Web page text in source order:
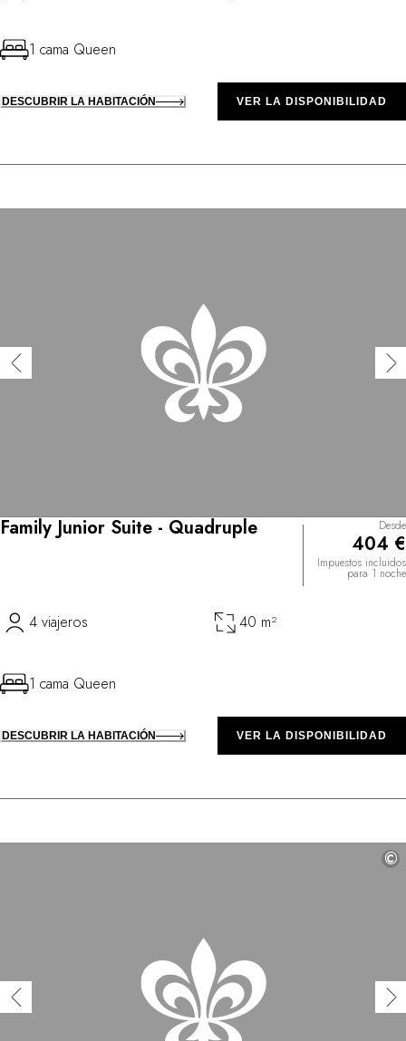
1 cama Queen
DESCUBRIR LA HABITACIÓN VER LA DISPONIBILIDAD
Family Junior Suite - Quadruple Desde
404 €
Impuestos incluidos
para 1 noche
4 viajeros 40 m²
1 cama Queen
DESCUBRIR LA HABITACIÓN VER LA DISPONIBILIDAD
©